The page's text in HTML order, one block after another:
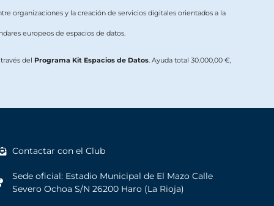
organizaciones y la creación de servicios digitales orientados a la
europeos de espacios de datos.
través del Programa Kit Espacios de Datos. Ayuda total 30.000,00 €,
Contactar con el Club
Sede oficial: Estadio Municipal de El Mazo Calle
Severo Ochoa S/N 26200 Haro (La Rioja)